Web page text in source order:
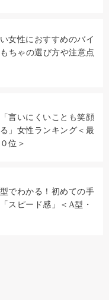
女性におすすめのバイ
ちゃの選び方や注意点
「言いにくいことも笑顔
」女性ランキング＜最
位＞
でわかる！初めての手
スピード感」＜A型・